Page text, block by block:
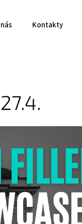
Kontakty